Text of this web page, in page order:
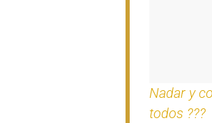
Nadar y
todos ???